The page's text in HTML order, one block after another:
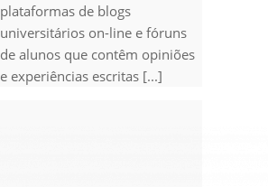
plataformas de blogs
universitários on-line e fóruns
de alunos que contêm opiniões
e experiências escritas [...]